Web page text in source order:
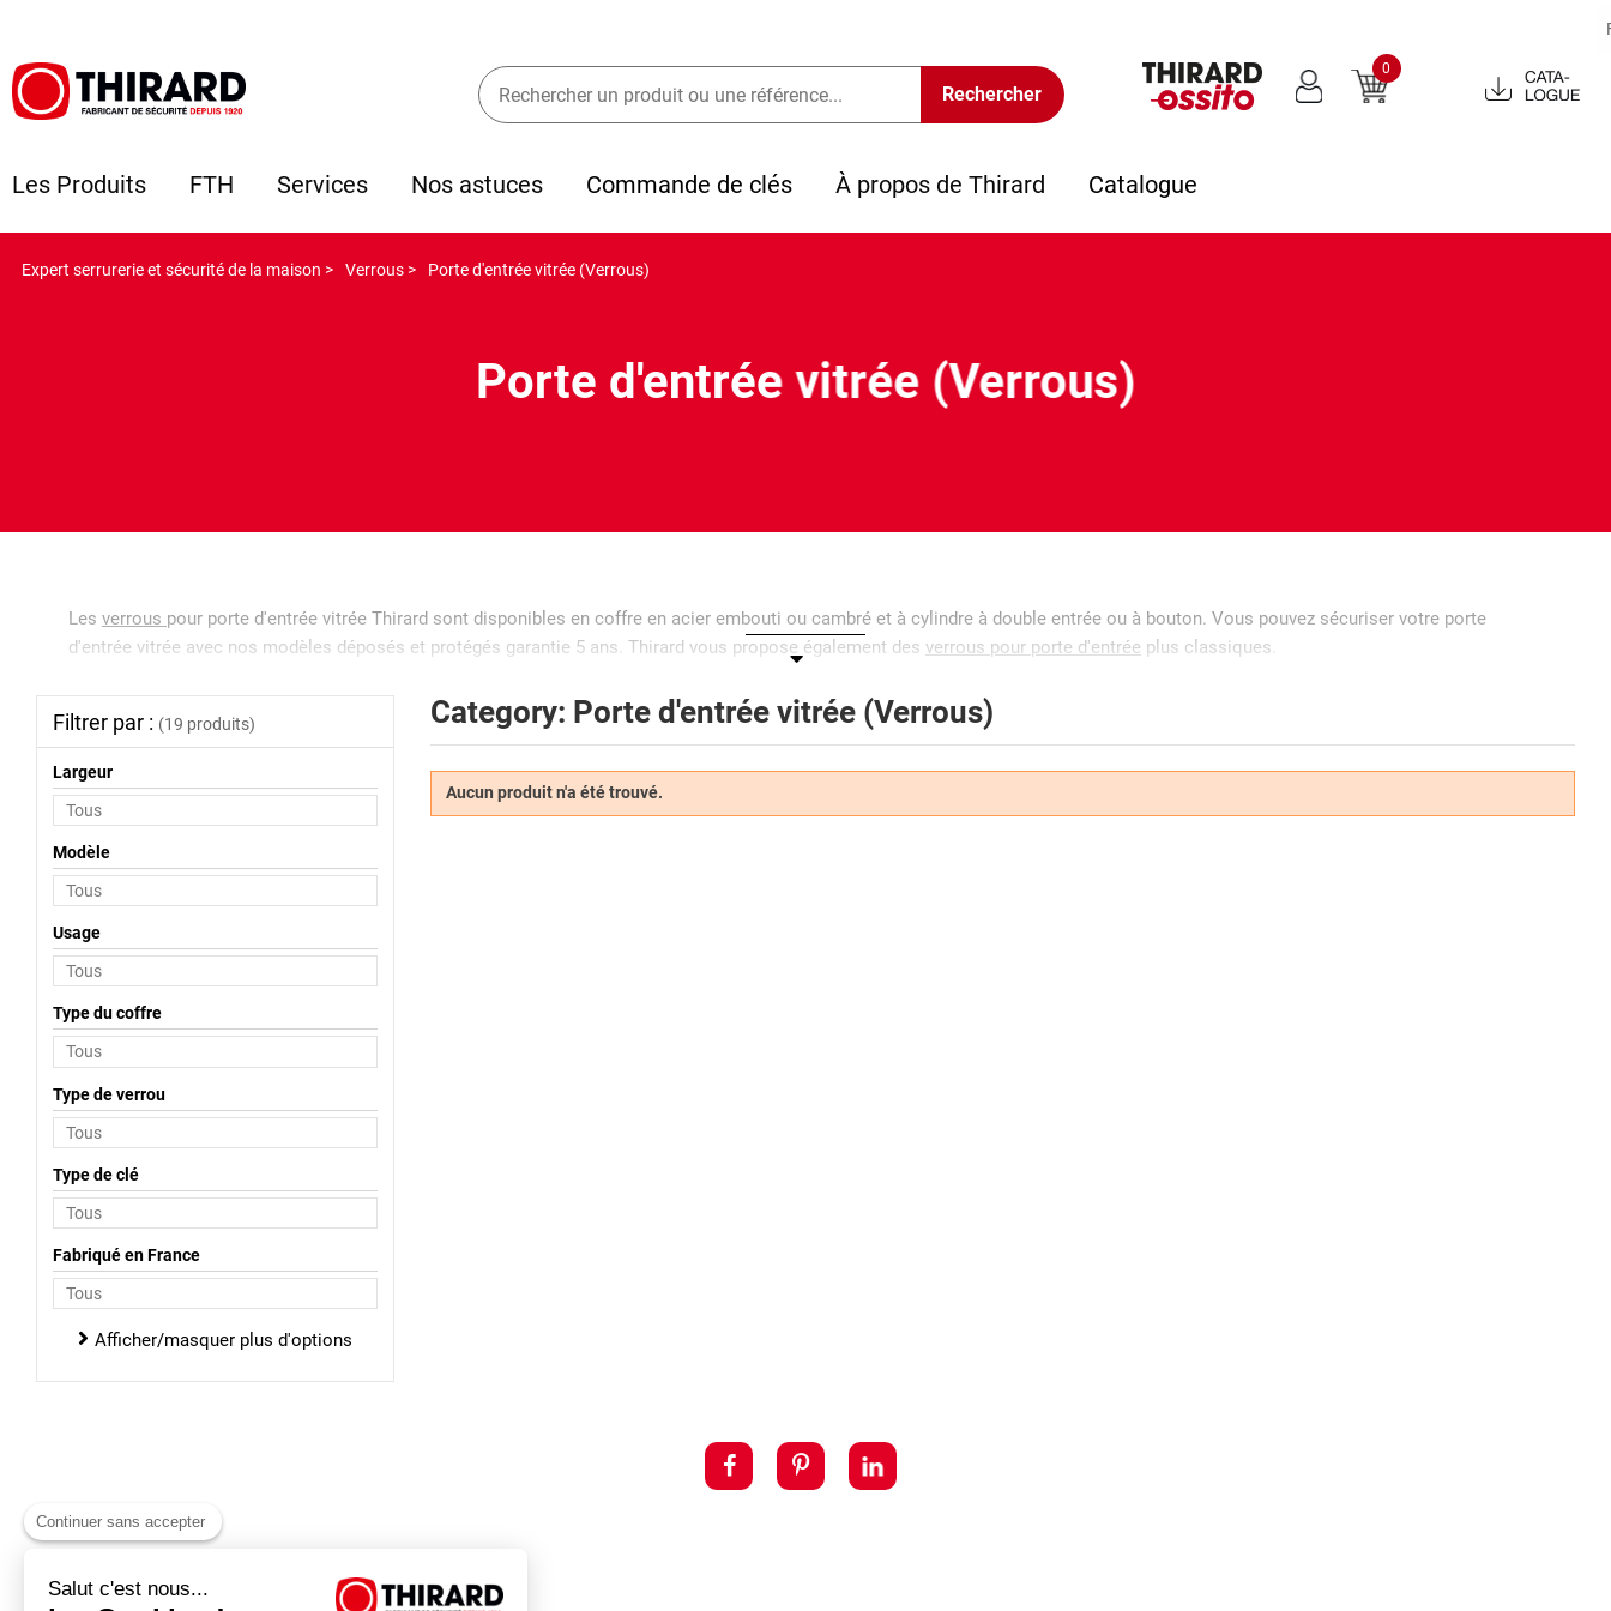
0
Catalogue
2022
Les Produits FTH Services Nos astuces Commande de clés À propos de Thirard Catalogue
Expert serrurerie et sécurité de la maison > Verrous > Porte d'entrée vitrée (Verrous)
Porte d'entrée vitrée (Verrous)
Les verrous pour porte d'entrée vitrée Thirard sont disponibles en coffre en acier embouti ou cambré et à cylindre à double entrée ou à bouton. Vous pouvez sécuriser votre porte
d'entrée vitrée avec nos modèles déposés et protégés garantie 5 ans. Thirard vous propose également des verrous pour porte d'entrée plus classiques.
Category: Porte d'entrée vitrée (Verrous)
Aucun produit n'a été trouvé.
Filtrer par : (19 produits)
Largeur
Modèle
Usage
Type du coffre
Type de verrou
Type de clé
Fabriqué en France
Afficher/masquer plus d'options
Continuer sans accepter
Salut c'est nous...